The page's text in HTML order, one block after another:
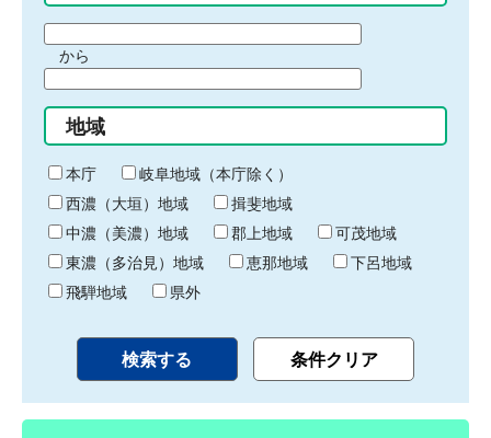
間
始
り
から
間
終
わ
り
地域
本庁
岐阜地域（本庁除く）
西濃（大垣）地域
揖斐地域
中濃（美濃）地域
郡上地域
可茂地域
東濃（多治見）地域
恵那地域
下呂地域
飛騨地域
県外